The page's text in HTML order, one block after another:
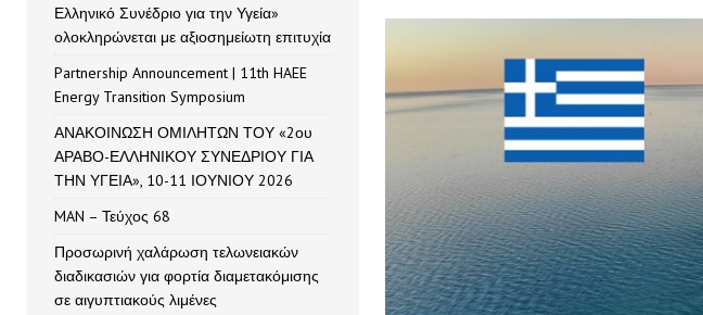
Ελληνικό Συνέδριο για την Υγεία»
ολοκληρώνεται με αξιοσημείωτη επιτυχία
Partnership Announcement | 11th HAEE
Energy Transition Symposium
ΑΝΑΚΟΙΝΩΣΗ ΟΜΙΛΗΤΩΝ ΤΟΥ «2ου
ΑΡΑΒΟ-ΕΛΛΗΝΙΚΟΥ ΣΥΝΕΔΡΙΟΥ ΓΙΑ
ΤΗΝ ΥΓΕΙΑ», 10-11 ΙΟΥΝΙΟΥ 2026
MAN – Τεύχος 68
Προσωρινή χαλάρωση τελωνειακών
διαδικασιών για φορτία διαμετακόμισης
σε αιγυπτιακούς λιμένες